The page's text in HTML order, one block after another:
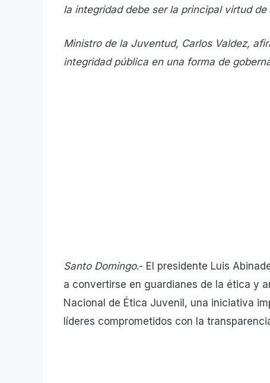
la integridad debe ser la principal virtud
Ministro de la Juventud, Carlos Valdez,
integridad pública en una forma de
Santo Domingo.- El presidente Luis
a convertirse en guardianes de la ética y
Nacional de Ética Juvenil, una iniciativa
líderes comprometidos con la